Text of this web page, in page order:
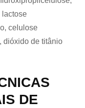
lactose
celulose
dióxido de titânio
DE